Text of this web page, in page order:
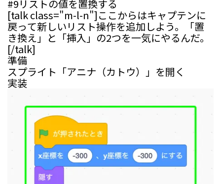
#9リストの値を置換する
[talk class="m-l-n"]ここからはキャプテンに
戻って新しいリスト操作を追加しよう。「置
き換え」と「挿入」の2つを一気にやるんだ。
[/talk]
準備
スプライト「アニナ（カトウ）」を開く
実装